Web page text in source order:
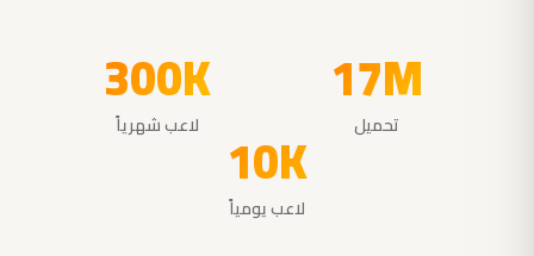
17M
تحميل
300K
لاعب شهرياً 10K
لاعب يومياً